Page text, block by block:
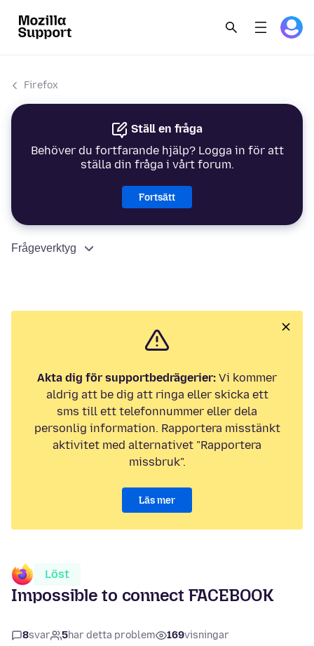
Firefox
Ställ en fråga
Behöver du fortfarande hjälp? Logga in för att
ställa din fråga i vårt forum.
Fortsätt
Frågeverktyg
Akta dig för supportbedrägerier: Vi kommer
aldrig att be dig att ringa eller skicka ett
sms till ett telefonnummer eller dela
personlig information. Rapportera misstänkt
aktivitet med alternativet "Rapportera
missbruk".
Läs mer
Löst
Impossible to connect FACEBOOK
8svar 5har detta problem 169visningar